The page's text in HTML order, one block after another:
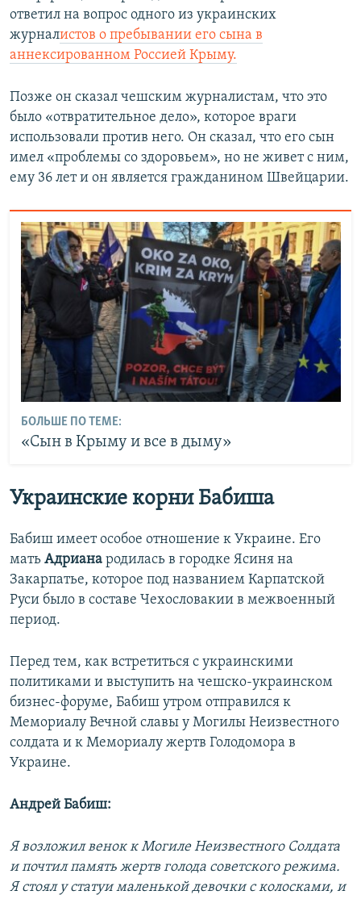
ответил на вопрос одного из украинских
журналистов о пребывании его сына в
аннексированном Россией Крыму.
Позже он сказал чешским журналистам, что это
было «отвратительное дело», которое враги
использовали против него. Он сказал, что его сын
имел «проблемы со здоровьем», но не живет с ним,
ему 36 лет и он является гражданином Швейцарии.
БОЛЬШЕ ПО ТЕМЕ:
«Сын в Крыму и все в дыму»
Украинские корни Бабиша
Бабиш имеет особое отношение к Украине. Его
мать Адриана родилась в городке Ясиня на
Закарпатье, которое под названием Карпатской
Руси было в составе Чехословакии в межвоенный
период.
Перед тем, как встретиться с украинскими
политиками и выступить на чешско-украинском
бизнес-форуме, Бабиш утром отправился к
Мемориалу Вечной славы у Могилы Неизвестного
солдата и к Мемориалу жертв Голодомора в
Украине.
Андрей Бабиш:
Я возложил венок к Могиле Неизвестного Солдата
и почтил память жертв голода советского режима.
Я стоял у статуи маленькой девочки с колосками, и